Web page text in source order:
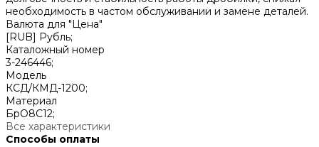
необходимость в частом обслуживании и замене деталей.
Валюта для "Цена"
[RUB] Рубль;
Каталожный номер
3-246446;
Модель
КСД/КМД-1200;
Материал
БрО8С12;
Все характеристики
Способы оплаты